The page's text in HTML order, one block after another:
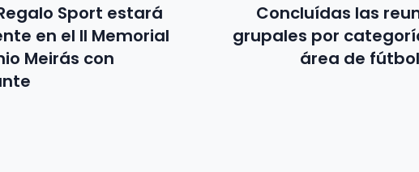
Sport estará
en el II Memorial
Meirás con
Concluídas las
grupales por
área de